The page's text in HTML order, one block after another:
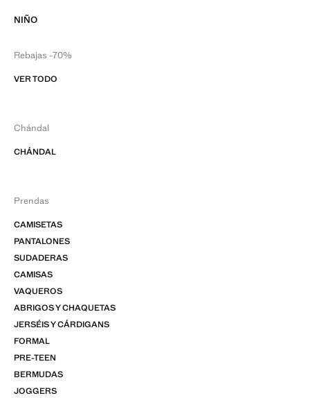
NIÑO
Rebajas -70%
VER TODO
Chándal
CHÁNDAL
Prendas
CAMISETAS
PANTALONES
SUDADERAS
CAMISAS
VAQUEROS
ABRIGOS Y CHAQUETAS
JERSÉIS Y CÁRDIGANS
FORMAL
PRE-TEEN
BERMUDAS
JOGGERS